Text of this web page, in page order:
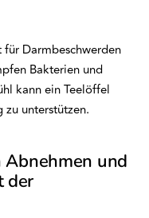
Darmbeschwerden
Bakterien und
kann ein Teelöffel
zu unterstützen.
Abnehmen und
der